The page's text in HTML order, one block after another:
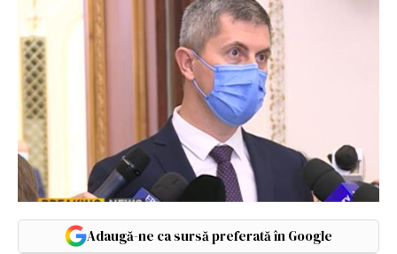
Adaugă-ne ca sursă preferată în Google